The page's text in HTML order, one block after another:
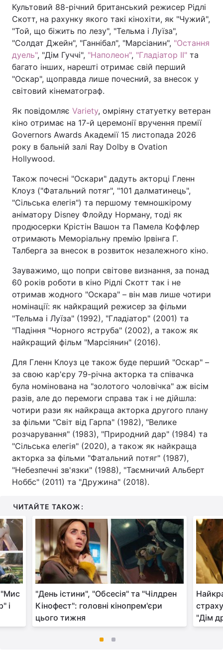
Культовий 88-річний британський режисер Рідлі
Скотт, на рахунку якого такі кінохіти, як "Чужий",
"Той, що біжить по лезу", "Тельма і Луїза",
"Солдат Джейн", "Ганнібал", "Марсіанин", "Остання
дуель", "Дім Гуччі", "Наполеон", "Гладіатор II" та
багато інших, нарешті отримає свій перший
"Оскар", щоправда лише почесний, за внесок у
світовий кінематограф.
Як повідомляє Variety, омріяну статуетку ветеран
кіно отримає на 17-й церемонії вручення премії
Governors Awards Академії 15 листопада 2026
року в бальній залі Ray Dolby в Ovation
Hollywood.
Також почесні "Оскари" дадуть акторці Гленн
Клоуз ("Фатальний потяг", "101 далматинець",
"Сільська елегія") та першому темношкірому
аніматору Disney Флойду Норману, тоді як
продюсерки Крістін Вашон та Памела Коффлер
отримають Меморіальну премію Ірвінга Г.
Талберга за внесок в розвиток незалежного кіно.
Зауважимо, що попри світове визнання, за понад
60 років роботи в кіно Рідлі Скотт так і не
отримав жодного "Оскара" – він мав лише чотири
номінації: як найкращий режисер за фільми
"Тельма і Луїза" (1992), "Гладіатор" (2001) та
"Падіння "Чорного яструба" (2002), а також як
найкращий фільм "Марсіянин" (2016).
Для Гленн Клоуз це також буде перший "Оскар" –
за свою кар'єру 79-річна акторка та співачка
була номінована на "золотого чоловічка" аж вісім
разів, але до перемоги справа так і не дійшла:
чотири рази як найкраща акторка другого плану
за фільми "Світ від Гарпа" (1982), "Велике
розчарування" (1983), "Природний дар" (1984) та
"Сільська елегія" (2020), а також як найкраща
акторка за фільми "Фатальний потяг" (1987),
"Небезпечні зв'язки" (1988), "Таємничий Альберт
Ноббс" (2011) та "Дружина" (2018).
ЧИТАЙТЕ ТАКОЖ:
"Мис
і
"День істини", "Обсесія" та "Чілдрен
Кінофест": головні кінопрем'єри
цього тижня
"Дім